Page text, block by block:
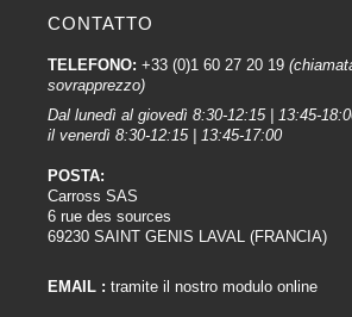
CONTATTO
TELEFONO: +33 (0)1 60 27 20 19
sovrapprezzo)
Dal lunedì al giovedì 8:30-12:15 | 13:45-
il venerdì 8:30-12:15 | 13:45-17:00
POSTA:
Carross SAS
6 rue des sources
69230 SAINT GENIS LAVAL (FRANCIA)
EMAIL : tramite il nostro modulo online